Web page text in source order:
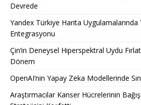
Devrede
Yandex Türkiye Harita Uygulamalarında
Entegrasyonu
Çin’in Deneysel Hiperspektral Uydu
Dönem
OpenAI’nin Yapay Zeka Modellerinde
Araştırmacılar Kanser Hücrelerinin